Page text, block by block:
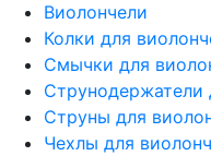
Виолончели
Колки для
Смычки для
Струнодержатели
Струны для
Чехлы для